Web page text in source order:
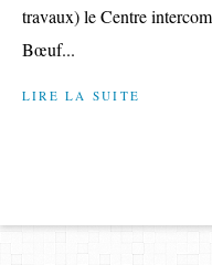
travaux) le Centre
Bœuf...
LIRE LA SUITE